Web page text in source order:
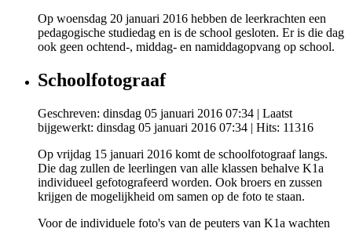
Op woensdag 20 januari 2016 hebben de leerkrachten een
pedagogische studiedag en is de school gesloten. Er is die dag
ook geen ochtend-, middag- en namiddagopvang op school.
Schoolfotograaf
Geschreven: dinsdag 05 januari 2016 07:34 | Laatst
bijgewerkt: dinsdag 05 januari 2016 07:34 | Hits: 11316
Op vrijdag 15 januari 2016 komt de schoolfotograaf langs.
Die dag zullen de leerlingen van alle klassen behalve K1a
individueel gefotografeerd worden. Ook broers en zussen
krijgen de mogelijkheid om samen op de foto te staan.
Voor de individuele foto's van de peuters van K1a wachten